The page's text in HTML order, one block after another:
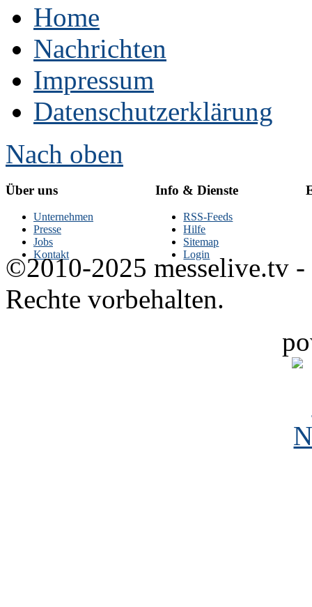
Home
Nachrichten
Impressum
Datenschutzerklärung
Nach oben
Über uns
Unternehmen
Presse
Jobs
Kontakt
Info & Dienste
RSS-Feeds
Hilfe
Sitemap
Login
©2010-2025 messelive.tv -
Rechte vorbehalten.